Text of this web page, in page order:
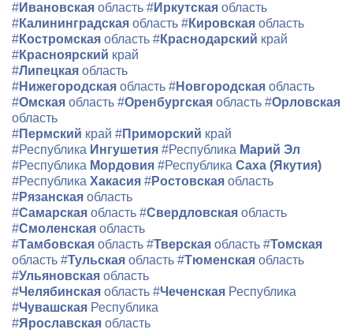
#Ивановская область #Иркутская область
#Калининградская область #Кировская область
#Костромская область #Краснодарский край
#Красноярский край
#Липецкая область
#Нижегородская область #Новгородская область
#Омская область #Оренбургская область #Орловская
область
#Пермский край #Приморский край
#Республика Ингушетия #Республика Марий Эл
#Республика Мордовия #Республика Саха (Якутия)
#Республика Хакасия #Ростовская область
#Рязанская область
#Самарская область #Свердловская область
#Смоленская область
#Тамбовская область #Тверская область #Томская
область #Тульская область #Тюменская область
#Ульяновская область
#Челябинская область #Чеченская Республика
#Чувашская Республика
#Ярославская область